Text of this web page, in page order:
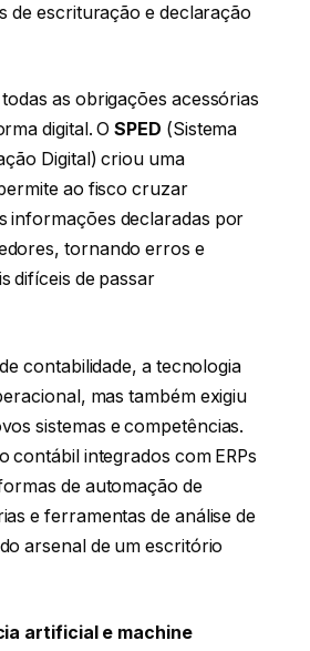
de escrituração e declaração
as obrigações acessórias
digital. OSPED (Sistema
Digital) criou uma
ao fisco cruzar
informações declaradas por
tornando erros e
difíceis de passar
contabilidade, a tecnologia
mas também exigiu
sistemas e competências.
contábil integrados com ERPs
de automação de
e ferramentas de análise de
arsenal de um escritório
artificial e machine